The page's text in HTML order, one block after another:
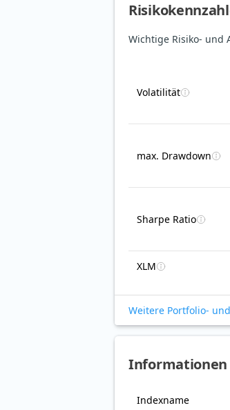
Wichtige Risiko- und
Volatilität
max. Drawdown
Sharpe Ratio
XLM
Weitere Portfolio-
Informationen
Indexname